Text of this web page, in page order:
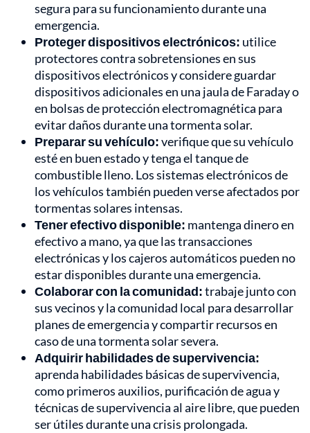
segura para su funcionamiento durante una
emergencia.
Proteger dispositivos electrónicos: utilice
protectores contra sobretensiones en sus
dispositivos electrónicos y considere guardar
dispositivos adicionales en una jaula de Faraday o
en bolsas de protección electromagnética para
evitar daños durante una tormenta solar.
Preparar su vehículo:verifique que su vehículo
esté en buen estado y tenga el tanque de
combustible lleno. Los sistemas electrónicos de
los vehículos también pueden verse afectados por
tormentas solares intensas.
Tener efectivo disponible: mantenga dinero en
efectivo a mano, ya que las transacciones
electrónicas y los cajeros automáticos pueden no
estar disponibles durante una emergencia.
Colaborar con la comunidad:trabaje junto con
sus vecinos y la comunidad local para desarrollar
planes de emergencia y compartir recursos en
caso de una tormenta solar severa.
Adquirir habilidades de supervivencia:
aprenda habilidades básicas de supervivencia,
como primeros auxilios, purificación de agua y
técnicas de supervivencia al aire libre, que pueden
ser útiles durante una crisis prolongada.